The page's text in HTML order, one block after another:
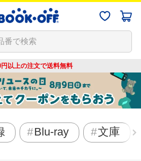
以上の注文で送料無料
Blu-ray 文庫